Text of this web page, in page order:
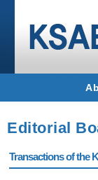
Editorial
Transactions of the